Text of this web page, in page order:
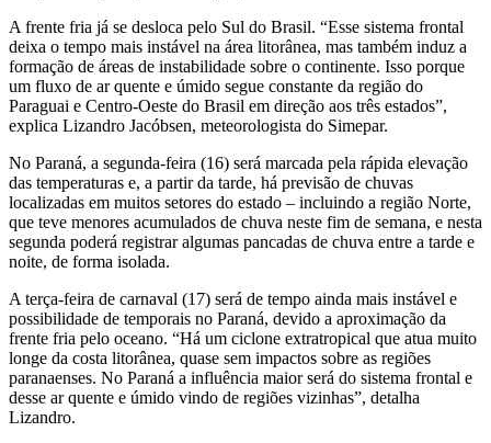
A frente fria já se desloca pelo Sul do Brasil. “Esse sistema frontal
deixa o tempo mais instável na área litorânea, mas também induz a
formação de áreas de instabilidade sobre o continente. Isso porque
um fluxo de ar quente e úmido segue constante da região do
Paraguai e Centro-Oeste do Brasil em direção aos três estados”,
explica Lizandro Jacóbsen, meteorologista do Simepar.
No Paraná, a segunda-feira (16) será marcada pela rápida elevação
das temperaturas e, a partir da tarde, há previsão de chuvas
localizadas em muitos setores do estado – incluindo a região Norte,
que teve menores acumulados de chuva neste fim de semana, e nesta
segunda poderá registrar algumas pancadas de chuva entre a tarde e
noite, de forma isolada.
A terça-feira de carnaval (17) será de tempo ainda mais instável e
possibilidade de temporais no Paraná, devido a aproximação da
frente fria pelo oceano. “Há um ciclone extratropical que atua muito
longe da costa litorânea, quase sem impactos sobre as regiões
paranaenses. No Paraná a influência maior será do sistema frontal e
desse ar quente e úmido vindo de regiões vizinhas”, detalha
Lizandro.